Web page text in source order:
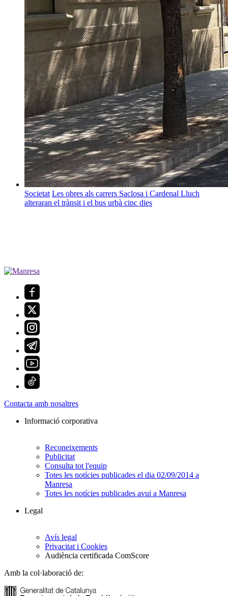
Societat Les obres als carrers Saclosa i Cardenal Lluch
alteraran el trànsit i el bus urbà cinc dies
Contacta amb nosaltres
Informació corporativa
Reconeixements
Publicitat
Consulta tot l'equip
Totes les notícies publicades el dia 02/09/2014 a
Manresa
Totes les notícies publicades avui a Manresa
Legal
Avís legal
Privacitat i Cookies
Audiència certificada ComScore
Amb la col·laboració de: